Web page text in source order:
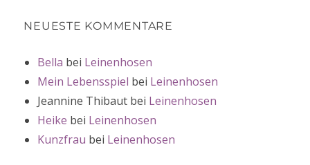
NEUESTE KOMMENTARE
Bella bei Leinenhosen
Mein Lebensspiel bei Leinenhosen
Jeannine Thibaut bei Leinenhosen
Heike bei Leinenhosen
Kunzfrau bei Leinenhosen